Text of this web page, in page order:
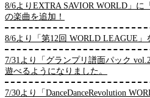
8/6よりEXTRA SAVIOR WORLD」に
の楽曲を追加！
8/6より「第12回 WORLD LEAGUE」
7/31より「グランプリ譜面パック
遊べるようになりました。
7/30より「DanceDanceRevolution